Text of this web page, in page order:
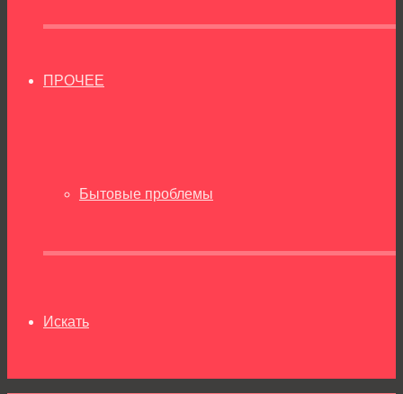
ПРОЧЕЕ
Бытовые проблемы
Искать